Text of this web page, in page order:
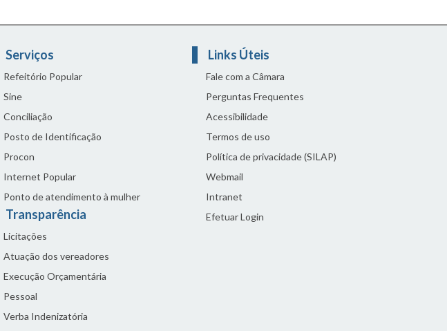
Serviços
Refeitório Popular
Sine
Conciliação
Posto de Identificação
Procon
Internet Popular
Ponto de atendimento à mulher
Transparência
Licitações
Atuação dos vereadores
Execução Orçamentária
Pessoal
Verba Indenizatória
Links Úteis
Fale com a Câmara
Perguntas Frequentes
Acessibilidade
Termos de uso
Política de privacidade (SILAP)
Webmail
Intranet
Efetuar Login